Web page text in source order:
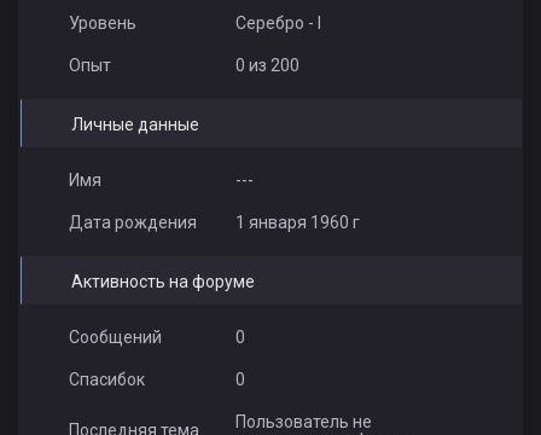
Уровень Серебро - I
Опыт 0 из 200
Личные данные
Имя ---
Дата рождения 1 января 1960 г
Активность на форуме
Сообщений 0
Спасибок 0
Последняя тема
Пользователь не